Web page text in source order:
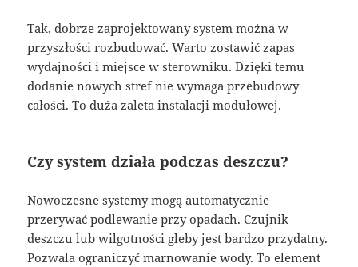
Tak, dobrze zaprojektowany system można w
przyszłości rozbudować. Warto zostawić zapas
wydajności i miejsce w sterowniku. Dzięki temu
dodanie nowych stref nie wymaga przebudowy
całości. To duża zaleta instalacji modułowej.
Czy system działa podczas deszczu?
Nowoczesne systemy mogą automatycznie
przerywać podlewanie przy opadach. Czujnik
deszczu lub wilgotności gleby jest bardzo przydatny.
Pozwala ograniczyć marnowanie wody. To element